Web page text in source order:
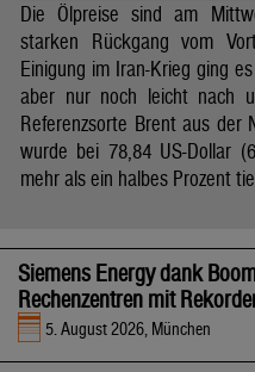
Die Ölpreise sind am
starken Rückgang vom
Einigung im Iran-Krieg ging
aber nur noch leicht nach
Referenzsorte Brent aus der
wurde bei 78,84 US-Dollar
mehr als ein halbes Prozent
Siemens Energy dank
Rechenzentren mit
5. August 2026, München